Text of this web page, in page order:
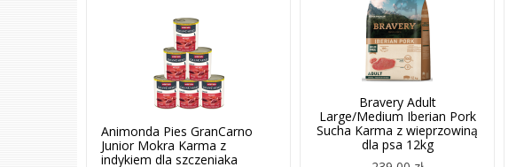
Bravery Adult
Large/Medium Iberian Pork
Sucha Karma z wieprzowiną
dla psa 12kg
Animonda Pies GranCarno
Junior Mokra Karma z
indykiem dla szczeniaka